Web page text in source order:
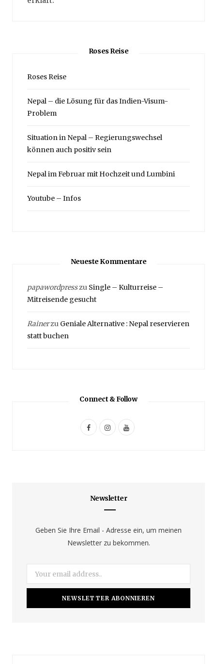
Roses Reise
Roses Reise
Nepal – die Lösung für das Indien-Visum-
Problem
Situation in Nepal – Regierungswechsel
können auch positiv sein
Nepal im Februar mit Hochzeit und Lumbini
Youtube – Infos
Neueste Kommentare
papawordpresszu Single – Kulturreise –
Mitreisende gesucht
Rainerzu Geniale Alternative : Nepal reservieren
statt buchen
Connect & Follow
F
k
I
a
g
r
a
Y
Newsletter
Geben Sie Ihre Email - Adresse ein, um meinen
Newsletter zu bekommen.